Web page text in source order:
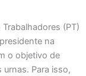
(PT)
na
o objetivo de
Para isso,